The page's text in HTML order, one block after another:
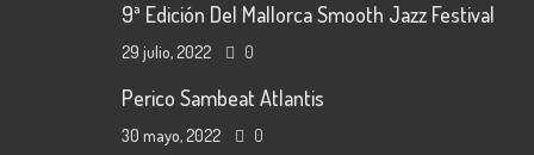
9ª Edición Del Mallorca Smooth Jazz Festival
29 julio, 2022 0
Perico Sambeat Atlantis
30 mayo, 2022 0